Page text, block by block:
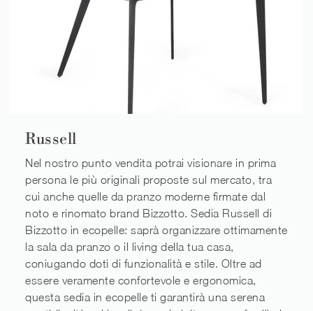
Russell
Nel nostro punto vendita potrai visionare in prima
persona le più originali proposte sul mercato, tra
cui anche quelle da pranzo moderne firmate dal
noto e rinomato brand Bizzotto. Sedia Russell di
Bizzotto in ecopelle: saprà organizzare ottimamente
la sala da pranzo o il living della tua casa,
coniugando doti di funzionalità e stile. Oltre ad
essere veramente confortevole e ergonomica,
questa sedia in ecopelle ti garantirà una serena